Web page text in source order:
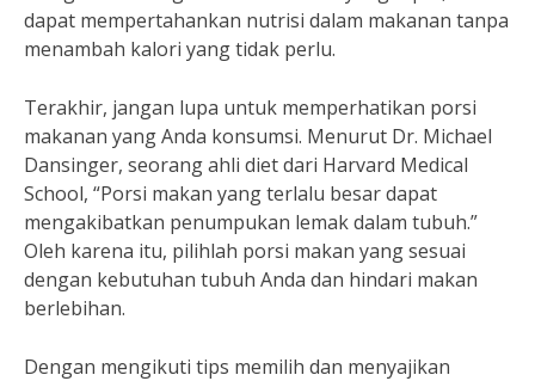
dapat mempertahankan nutrisi dalam makanan tanpa
menambah kalori yang tidak perlu.
Terakhir, jangan lupa untuk memperhatikan porsi
makanan yang Anda konsumsi. Menurut Dr. Michael
Dansinger, seorang ahli diet dari Harvard Medical
School, “Porsi makan yang terlalu besar dapat
mengakibatkan penumpukan lemak dalam tubuh.”
Oleh karena itu, pilihlah porsi makan yang sesuai
dengan kebutuhan tubuh Anda dan hindari makan
berlebihan.
Dengan mengikuti tips memilih dan menyajikan